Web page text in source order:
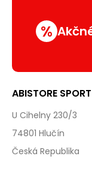
%
ABISTORE
U Cihelny 230/3
74801 Hlučín
Česká Republika